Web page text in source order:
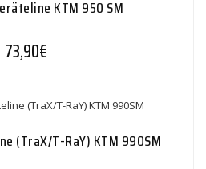
KTM 950 SM
73,90€
(TraX/T-RaY) KTM 990SM